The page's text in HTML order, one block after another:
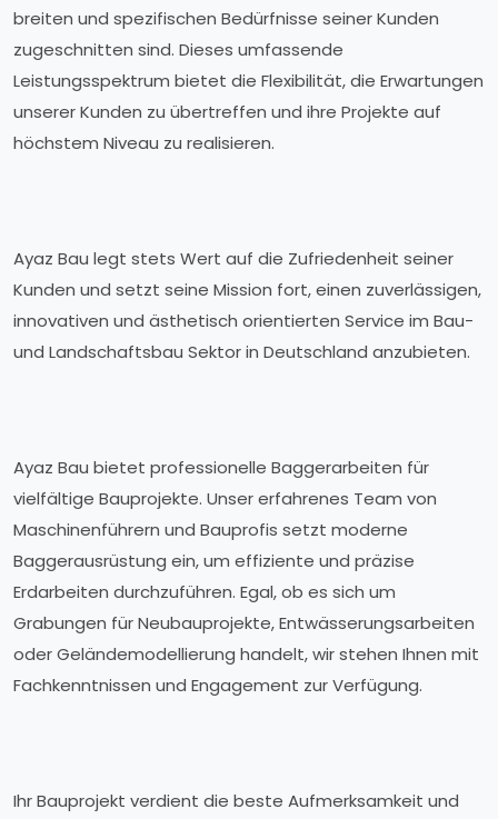
breiten und spezifischen Bedürfnisse seiner Kunden
zugeschnitten sind. Dieses umfassende
Leistungsspektrum bietet die Flexibilität, die Erwartungen
unserer Kunden zu übertreffen und ihre Projekte auf
höchstem Niveau zu realisieren.
Ayaz Bau legt stets Wert auf die Zufriedenheit seiner
Kunden und setzt seine Mission fort, einen zuverlässigen,
innovativen und ästhetisch orientierten Service im Bau-
und Landschaftsbau Sektor in Deutschland anzubieten.
Ayaz Bau bietet professionelle Baggerarbeiten für
vielfältige Bauprojekte. Unser erfahrenes Team von
Maschinenführern und Bauprofis setzt moderne
Baggerausrüstung ein, um effiziente und präzise
Erdarbeiten durchzuführen. Egal, ob es sich um
Grabungen für Neubauprojekte, Entwässerungsarbeiten
oder Geländemodellierung handelt, wir stehen Ihnen mit
Fachkenntnissen und Engagement zur Verfügung.
Ihr Bauprojekt verdient die beste Aufmerksamkeit und